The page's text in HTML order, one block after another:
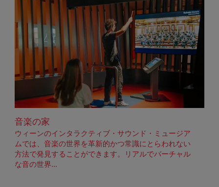
音楽の家
ウィーンのインタラクティブ・サウンド・ミュージア
ムでは、音楽の世界を革新的かつ常識にとらわれない
方法で発見することができます。リアルでバーチャル
な音の世界...